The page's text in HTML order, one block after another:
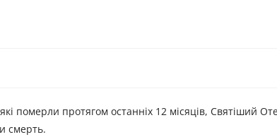
померли протягом останніх 12 місяців, Святіший
смерть.